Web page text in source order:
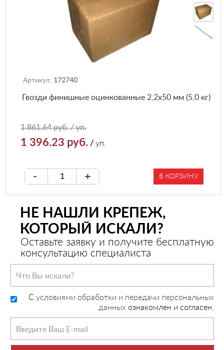
Артикул: 172740
Гвозди финишные оцинкованные 2,2х50 мм (5,0 кг)
1 861.64 руб. / уп.
1 396.23 руб. /уп.
- + В КОРЗИНУ
НЕ НАШЛИ КРЕПЕЖ,
КОТОРЫЙ ИСКАЛИ?
Оставьте заявку и получите бесплатную
консультацию специалиста
C условиями обработки и передачи персональных
данных ознакомлен и согласен.